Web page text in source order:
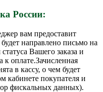
России:
вам предоставит
направлено письмо на
Вашего заказа и
к оплате.Зачисленная
в кассу, о чем будет
кабинете покупателя и
фискальных данных).